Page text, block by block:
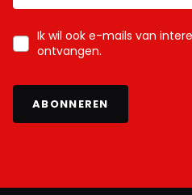
Ik wil ook e-mails van
ontvangen.
ABONNEREN